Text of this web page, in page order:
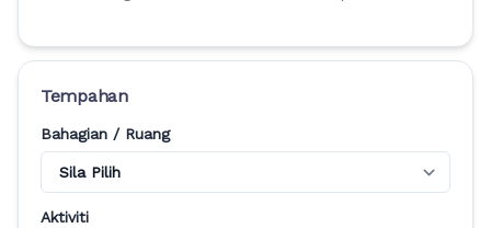
Tempahan
Bahagian / Ruang
Aktiviti